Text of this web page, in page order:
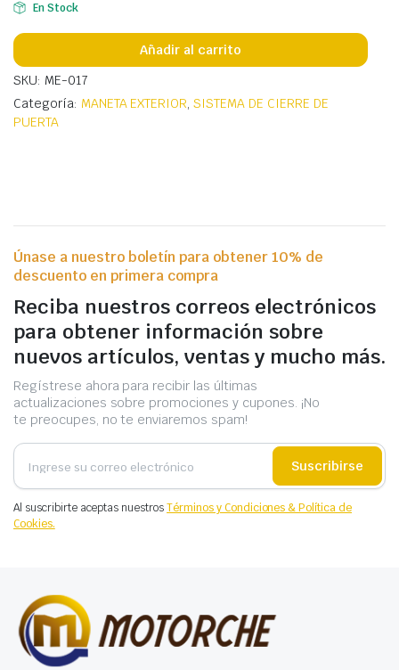
En Stock
Añadir al carrito
SKU: ME-017
Categoría: MANETA EXTERIOR,SISTEMA DE CIERRE DE
PUERTA
Únase a nuestro boletín para obtener 10% de
descuento en primera compra
Reciba nuestros correos electrónicos
para obtener información sobre
nuevos artículos, ventas y mucho más.
Regístrese ahora para recibir las últimas
actualizaciones sobre promociones y cupones. ¡No
te preocupes, no te enviaremos spam!
Suscribirse
Al suscribirte aceptas nuestrosTérminos y Condiciones & Política de
Cookies.